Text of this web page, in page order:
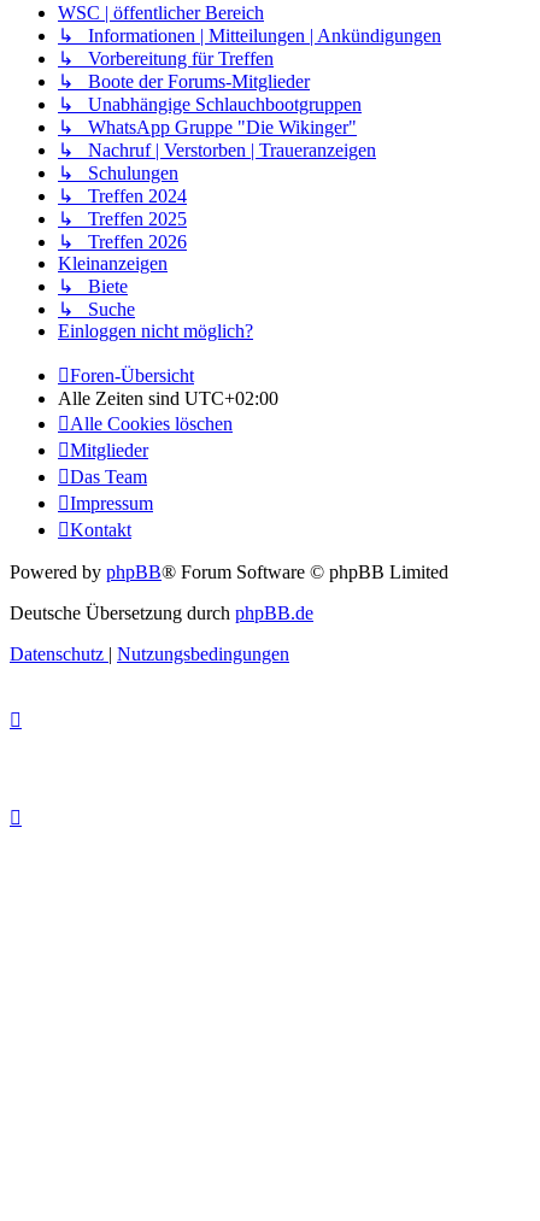
WSC | öffentlicher Bereich
↳ Informationen | Mitteilungen | Ankündigungen
↳ Vorbereitung für Treffen
↳ Boote der Forums-Mitglieder
↳ Unabhängige Schlauchbootgruppen
↳ WhatsApp Gruppe "Die Wikinger"
↳ Nachruf | Verstorben | Traueranzeigen
↳ Schulungen
↳ Treffen 2024
↳ Treffen 2025
↳ Treffen 2026
Kleinanzeigen
↳ Biete
↳ Suche
Einloggen nicht möglich?
Foren-Übersicht
Alle Zeiten sind UTC+02:00
Alle Cookies löschen
Mitglieder
Das Team
Impressum
Kontakt
Powered by phpBB® Forum Software © phpBB Limited
Deutsche Übersetzung durch phpBB.de
Datenschutz | Nutzungsbedingungen